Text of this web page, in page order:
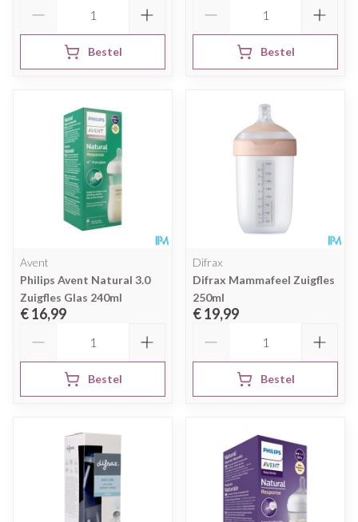
Bestel Bestel
Avent
Philips Avent Natural 3.0
Zuigfles Glas 240ml
€ 16,99
Bestel
Difrax
Difrax Mammafeel Zuigfles
250ml
€ 19,99
Bestel